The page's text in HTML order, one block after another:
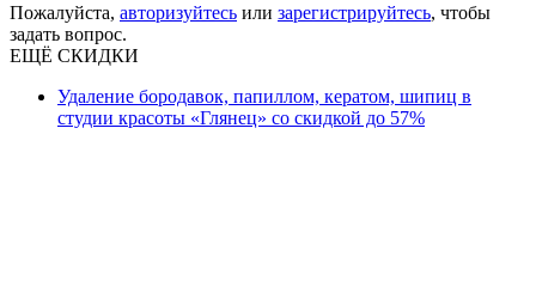
Пожалуйста, авторизуйтесь или зарегистрируйтесь, чтобы
задать вопрос.
ЕЩЁ СКИДКИ
Удаление бородавок, папиллом, кератом, шипиц в
студии красоты «Глянец» со скидкой до 57%